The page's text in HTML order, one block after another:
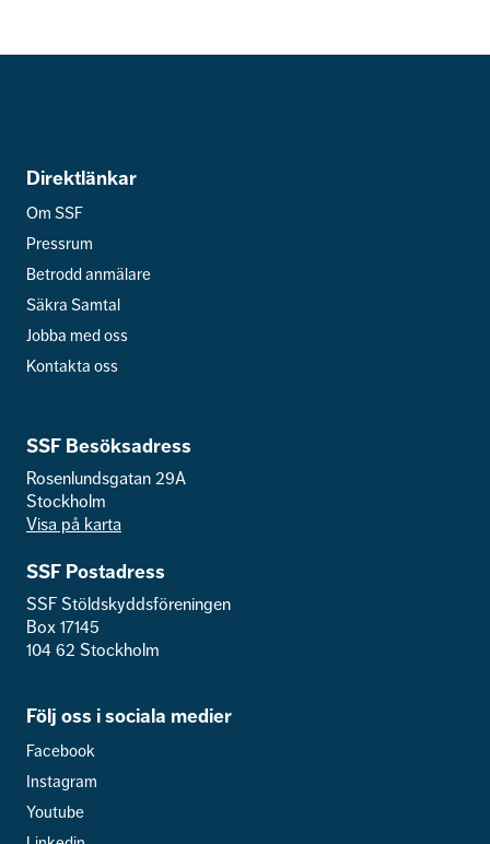
Direktlänkar
Om SSF
Pressrum
Betrodd anmälare
Säkra Samtal
Jobba med oss
Kontakta oss
SSF Besöksadress
Rosenlundsgatan 29A
Stockholm
Visa på karta
SSF Postadress
SSF Stöldskyddsföreningen
Box 17145
104 62 Stockholm
Följ oss i sociala medier
Facebook
Instagram
Youtube